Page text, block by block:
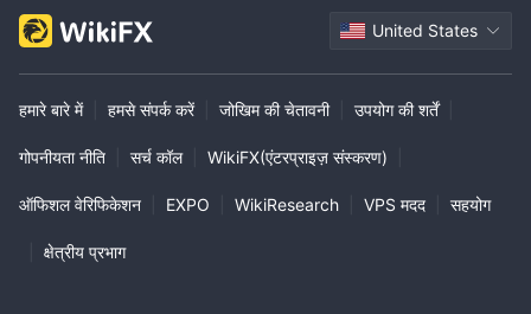
United States
हमारे बारे में हमसे संपर्क करें जोखिम की चेतावनी उपयोग की शर्तें
गोपनीयता नीति सर्च कॉल WikiFX(एंटरप्राइज़ संस्करण)
ऑफिशल वेरिफिकेशन EXPO WikiResearch VPS मदद सहयोग
क्षेत्रीय प्रभाग